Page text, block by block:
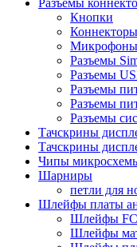
Разъёмы
Кнопки
Микрофоны
Разъемы
Разъемы
Разъемы
Разъемы
Разъемы
Тачскрины
Тачскрины
Чипы
Шарниры
петли для
Шлейфы платы
Шлейфы
Шлейфы